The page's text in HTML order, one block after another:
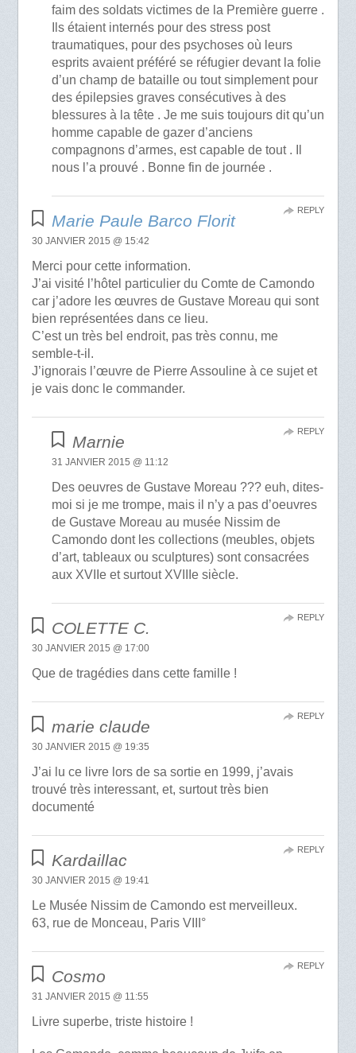
faim des soldats victimes de la Première guerre .
Ils étaient internés pour des stress post
traumatiques, pour des psychoses où leurs
esprits avaient préféré se réfugier devant la folie
d’un champ de bataille ou tout simplement pour
des épilepsies graves consécutives à des
blessures à la tête . Je me suis toujours dit qu’un
homme capable de gazer d’anciens
compagnons d’armes, est capable de tout . Il
nous l’a prouvé . Bonne fin de journée .
Marie Paule Barco Florit
30 JANVIER 2015 @ 15:42
Merci pour cette information.
J’ai visité l’hôtel particulier du Comte de Camondo
car j’adore les œuvres de Gustave Moreau qui sont
bien représentées dans ce lieu.
C’est un très bel endroit, pas très connu, me
semble-t-il.
J’ignorais l’œuvre de Pierre Assouline à ce sujet et
je vais donc le commander.
REPLY
Marnie
31 JANVIER 2015 @ 11:12
Des oeuvres de Gustave Moreau ??? euh, dites-
moi si je me trompe, mais il n’y a pas d’oeuvres
de Gustave Moreau au musée Nissim de
Camondo dont les collections (meubles, objets
d’art, tableaux ou sculptures) sont consacrées
aux XVIIe et surtout XVIIIe siècle.
REPLY
COLETTE C.
30 JANVIER 2015 @ 17:00
Que de tragédies dans cette famille !
REPLY
marie claude
30 JANVIER 2015 @ 19:35
J’ai lu ce livre lors de sa sortie en 1999, j’avais
trouvé très interessant, et, surtout très bien
documenté
REPLY
Kardaillac
30 JANVIER 2015 @ 19:41
Le Musée Nissim de Camondo est merveilleux.
63, rue de Monceau, Paris VIII°
REPLY
Cosmo
31 JANVIER 2015 @ 11:55
Livre superbe, triste histoire !
REPLY